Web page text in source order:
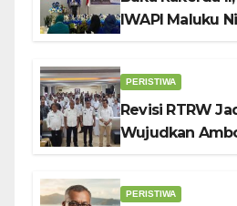
IWAPI Maluku
PERISTIWA
Revisi RTRW
Wujudkan
PERISTIWA